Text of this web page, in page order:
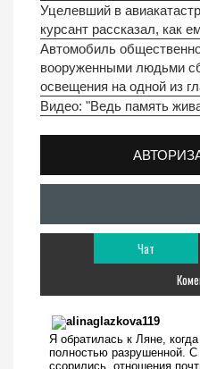
Уцелевший в
курсант рассказал, как
Автомобиль
вооруженными людьми
освещения на одной из
Видео: "Ведь память
Чат